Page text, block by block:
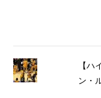
【ハ
ン・